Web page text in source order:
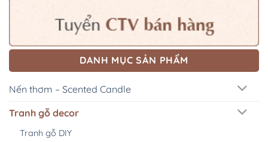
DANH MỤC SẢN PHẨM
Nến thơm – Scented Candle
Tranh gỗ decor
Tranh gỗ DIY